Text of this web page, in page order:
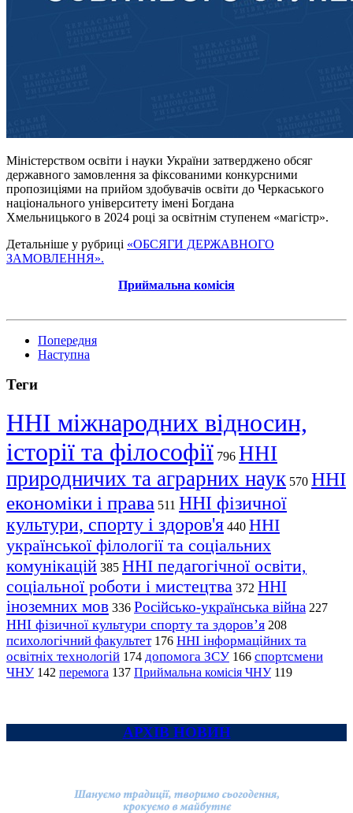
Міністерством освіти і науки України затверджено обсяг
державного замовлення за фіксованими конкурсними
пропозиціями на прийом здобувачів освіти до Черкаського
національного університету імені Богдана
Хмельницького в 2024 році за освітнім ступенем «магістр».
Детальніше у рубриці «ОБСЯГИ ДЕРЖАВНОГО
ЗАМОВЛЕННЯ».
Приймальна комісія
Попередня
Наступна
Теги
ННІ міжнародних відносин,
історії та філософії 796 ННІ
природничих та аграрних наук 570 ННІ
економіки і права 511 ННІ фізичної
культури, спорту і здоров'я 440 ННІ
української філології та соціальних
комунікацій 385 ННІ педагогічної освіти,
соціальної роботи і мистецтва 372 ННІ
іноземних мов 336 Російсько-українська війна 227
ННІ фізичної культури спорту та здоров’я 208
психологічний факультет 176 ННІ інформаційних та
освітніх технологій 174 допомога ЗСУ 166 спортсмени
ЧНУ 142 перемога 137 Приймальна комісія ЧНУ 119
АРХІВ НОВИН